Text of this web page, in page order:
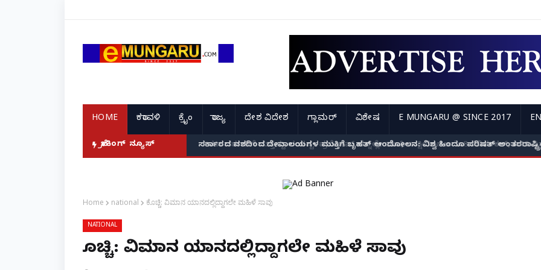
HOME ಕರಾವಳಿ ಕ್ರೈಂ ರಾಜ್ಯ ದೇಶ ವಿದೇಶ ಗ್ಲಾಮರ್ ವಿಶೇಷ E MUNGARU @ SINCE 2017
ಬ್ರೇಕಿಂಗ್ ನ್ಯೂಸ್
ಅಧ್ಯಕ್ಷ ಅಲೋಕ್ ಕುಮಾರ್ ಘೋಷಣೆ! ನಟ ದರ್ಶನ್‌ಗೆ ಮತ್ತಷ್ಟು ಸಂಕಷ್ಟ: ಪ್ರದೋಷ್ ಬೆನ್ನಲ್ಲೇ ಮಾಫಿ ಸಾಕ್ಷಿಯಾಗಲು 'ಎ8 ರವಿಶಂಕರ್, ಎ10
Home national ಕೊಚ್ಚಿ: ವಿಮಾನ ಯಾನದಲ್ಲಿದ್ದಾಗಲೇ ಮಹಿಳೆ ಸಾವು
NATIONAL
ಕೊಚ್ಚಿ: ವಿಮಾನ ಯಾನದಲ್ಲಿದ್ದಾಗಲೇ ಮಹಿಳೆ ಸಾವು